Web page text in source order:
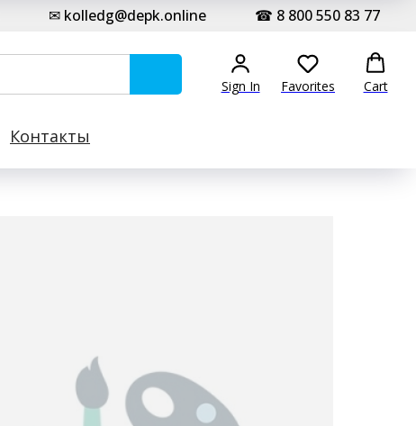
✉ kolledg@depk.online ☎ 8 800 550 83 77
Sign In Favorites Cart
Контакты